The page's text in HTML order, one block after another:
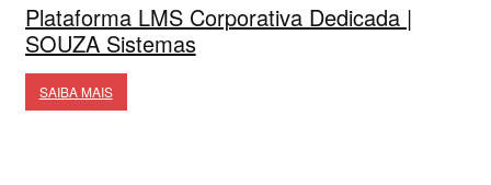
Plataforma LMS Corporativa Dedicada |
SOUZA Sistemas
SAIBA MAIS